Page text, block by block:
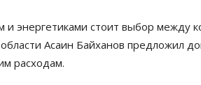
и энергетиками стоит выбор между
Асаин Байханов предложил
расходам.